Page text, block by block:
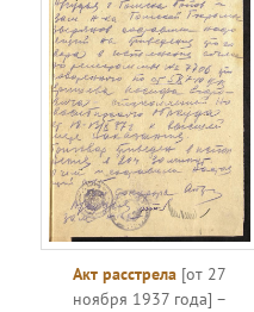
Акт расстрела [от 27
ноября 1937 года] –